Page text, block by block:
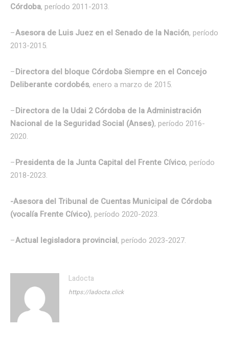
Córdoba, período 2011-2013.
–Asesora de Luis Juez en el Senado de la Nación, período
2013-2015.
–Directora del bloque Córdoba Siempre en el Concejo
Deliberante cordobés, enero a marzo de 2015.
–Directora de la Udai 2 Córdoba de la Administración
Nacional de la Seguridad Social (Anses), período 2016-
2020.
–Presidenta de la Junta Capital del Frente Cívico, período
2018-2023.
-Asesora del Tribunal de Cuentas Municipal de Córdoba
(vocalía Frente Cívico), período 2020-2023.
–Actual legisladora provincial, período 2023-2027.
Ladocta
https://ladocta.click